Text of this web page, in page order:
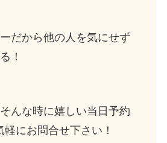
だから他の人を気にせず
る！
んな時に嬉しい当日予約
にお問合せ下さい！